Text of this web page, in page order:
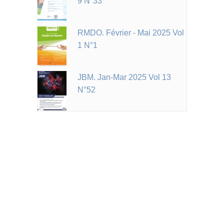
RMDO. Février - Mai 2025 Vol
1 N°1
JBM. Jan-Mar 2025 Vol 13
N°52